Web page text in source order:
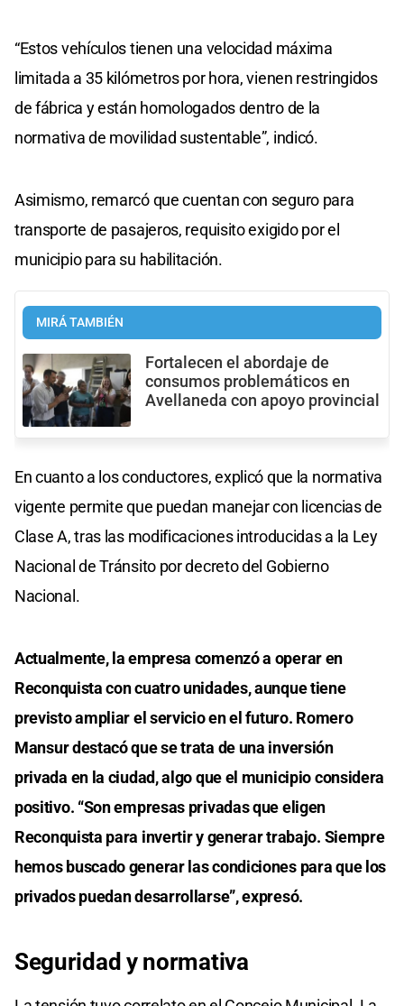
“Estos vehículos tienen una velocidad máxima
limitada a 35 kilómetros por hora, vienen restringidos
de fábrica y están homologados dentro de la
normativa de movilidad sustentable”, indicó.
Asimismo, remarcó que cuentan con seguro para
transporte de pasajeros, requisito exigido por el
municipio para su habilitación.
MIRÁ TAMBIÉN
Fortalecen el abordaje de
consumos problemáticos en
Avellaneda con apoyo provincial
En cuanto a los conductores, explicó que la normativa
vigente permite que puedan manejar con licencias de
Clase A, tras las modificaciones introducidas a la Ley
Nacional de Tránsito por decreto del Gobierno
Nacional.
Actualmente, la empresa comenzó a operar en
Reconquista con cuatro unidades, aunque tiene
previsto ampliar el servicio en el futuro. Romero
Mansur destacó que se trata de una inversión
privada en la ciudad, algo que el municipio considera
positivo. “Son empresas privadas que eligen
Reconquista para invertir y generar trabajo. Siempre
hemos buscado generar las condiciones para que los
privados puedan desarrollarse”, expresó.
Seguridad y normativa